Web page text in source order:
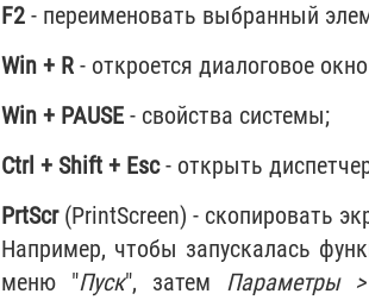
F2 - переименовать выбранный
Win + R - откроется диалоговое
Win + PAUSE - свойства системы;
Ctrl + Shift + Esc- открыть
PrtScr(PrintScreen) - скопировать
Например, чтобы запускалась
меню "Пуск", затем Параметры